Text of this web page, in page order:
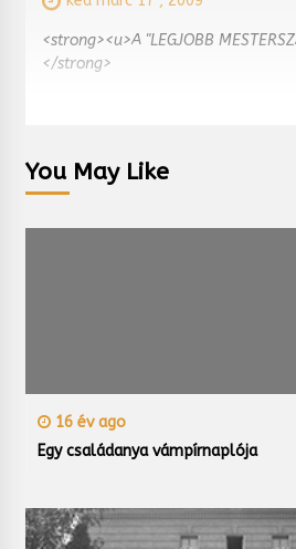
<strong><u>A "LEGJOBB
</strong>
You May Like
16 év ago
Egy családanya vámpírnaplója